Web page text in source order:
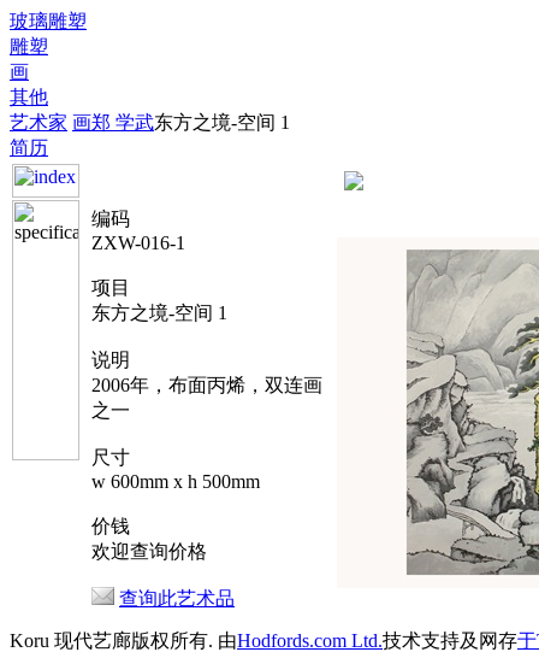
玻璃雕塑
雕塑
画
其他
艺术家 画郑 学武东方之境-空间 1
简历
编码
ZXW-016-1
项目
东方之境-空间 1
说明
2006年，布面丙烯，双连画
之一
尺寸
w 600mm x h 500mm
价钱
欢迎查询价格
查询此艺术品
Koru 现代艺廊版权所有. 由Hodfords.com Ltd.技术支持及网存